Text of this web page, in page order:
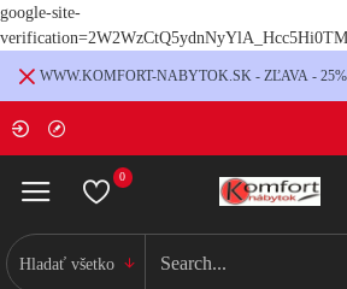
google-site-
WWW.KOMFORT-NABYTOK.SK - ZĽAVA -
0
Hladať všetko